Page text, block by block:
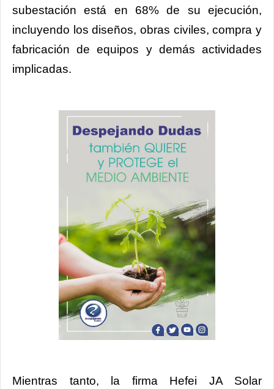
subestación está en 68% de su ejecución,
incluyendo los diseños, obras civiles, compra y
fabricación de equipos y demás actividades
implicadas.
Mientras tanto, la firma Hefei JA Solar